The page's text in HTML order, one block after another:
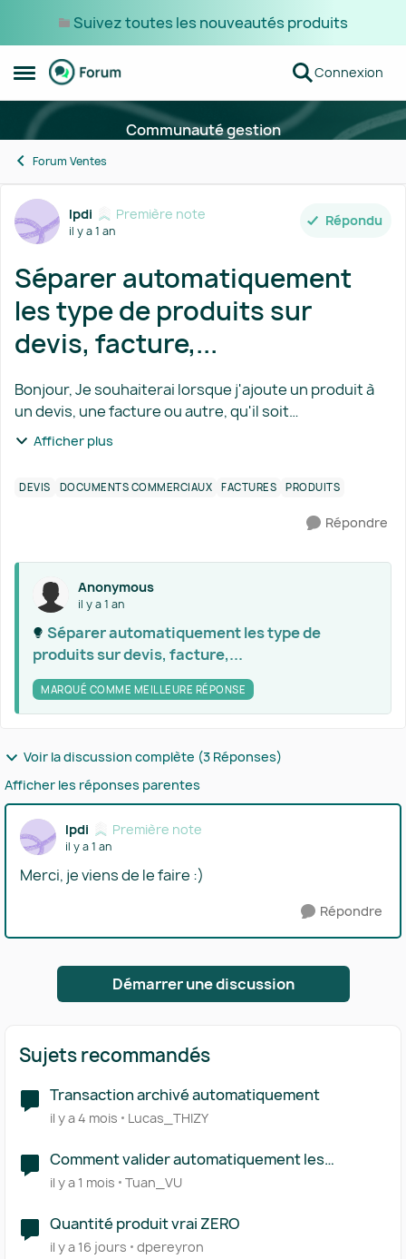
Suivez toutes les nouveautés produits
Ouvrir Menu Latéral
Passer au contenu Connexion
Communauté gestion
Forum Ventes
Forum Discussion
lpdi Première note
il y a 1 an
Répondu
Séparer automatiquement
les type de produits sur
devis, facture,...
Bonjour, Je souhaiterai lorsque j'ajoute un produit à
un devis, une facture ou autre, qu'il soit
automatiquement ajouté dans une section ayant
comme titre le type de produit qu'on lui a donné
Afficher plus
DEVIS DOCUMENTS COMMERCIAUX FACTURES PRODUITS
Répondre
Anonymous
il y a 1 an
Séparer automatiquement les type de
produits sur devis, facture,...​
MARQUÉ COMME MEILLEURE RÉPONSE
Voir la discussion complète (3 Réponses)
Afficher les réponses parentes
lpdi Première note
il y a 1 an
Merci, je viens de le faire :)
Répondre
Démarrer une discussion
Sujets recommandés
Transaction archivé automatiquement
il y a 4 mois Lucas_THIZY
Comment valider automatiquement les
rapprochements suggérés ?
il y a 1 mois Tuan_VU
Quantité produit vrai ZERO
il y a 16 jours dpereyron